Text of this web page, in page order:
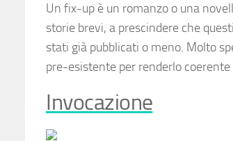
Un fix-up è un romanzo o una
storie brevi, a prescindere che
stati già pubblicati o meno. Molto
pre-esistente per renderlo
Invocazione